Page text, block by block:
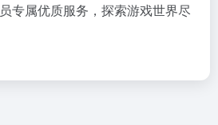
专属优质服务，探索游戏世界尽